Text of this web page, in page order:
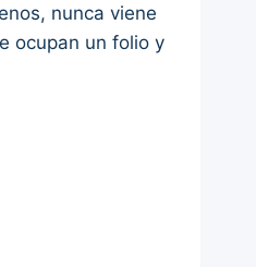
nunca viene
ocupan un folio y